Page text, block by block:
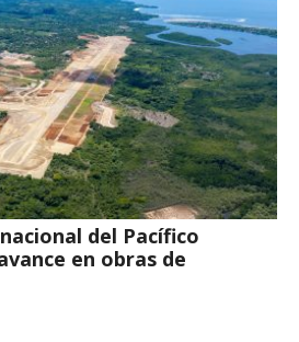
del Pacífico
en obras de